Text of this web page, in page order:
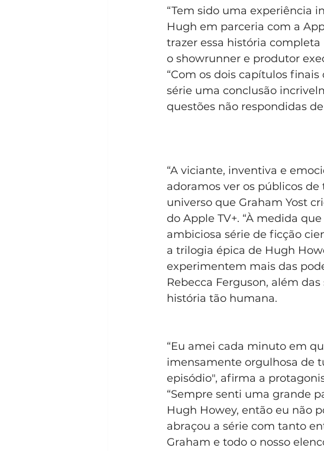
“Tem sido uma experiência
Hugh em parceria com a
trazer essa história
o showrunner e produtor
“Com os dois capítulos finais
série uma conclusão
questões não respondidas
“A viciante, inventiva e
adoramos ver os públicos
universo que Graham Yost
do Apple TV+. “À medida
ambiciosa série de ficção
a trilogia épica de Hugh
experimentem mais das
Rebecca Ferguson, além
história tão humana.
“Eu amei cada minuto em
imensamente orgulhosa de
episódio", afirma a
“Sempre senti uma grande
Hugh Howey, então eu não
abraçou a série com tanto
Graham e todo o nosso